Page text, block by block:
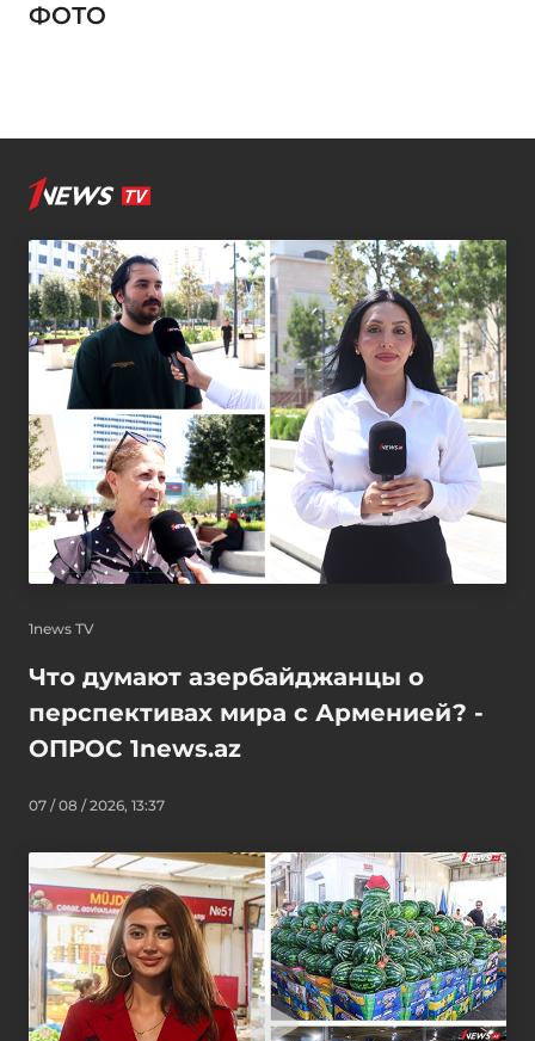
ФОТО
1news TV
Что думают азербайджанцы о
перспективах мира с Арменией? -
ОПРОС 1news.az
07 / 08 / 2026, 13:37